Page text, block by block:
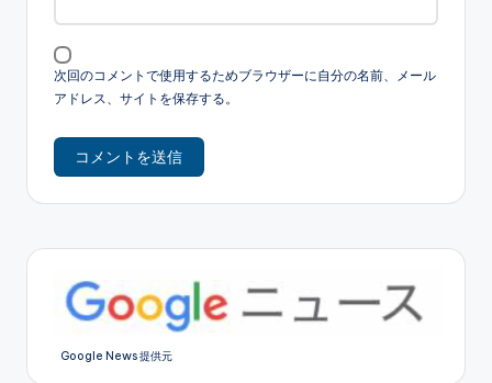
次回のコメントで使用するためブラウザーに自分の名前、メール
アドレス、サイトを保存する。
Google News 提供元